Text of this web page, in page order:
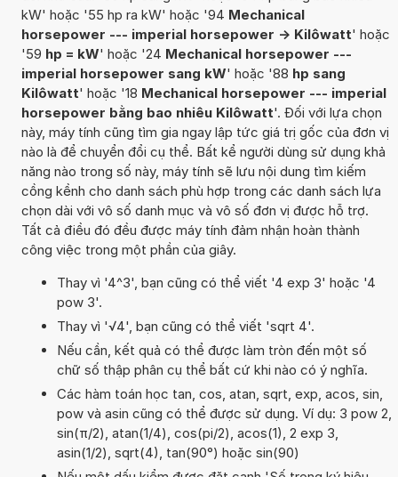
kW' hoặc '55 hp ra kW' hoặc '94 Mechanical
horsepower --- imperial horsepower -> Kilôwatt' hoặc
'59 hp = kW' hoặc '24 Mechanical horsepower ---
imperial horsepower sang kW' hoặc '88 hp sang
Kilôwatt' hoặc '18 Mechanical horsepower --- imperial
horsepower bằng bao nhiêu Kilôwatt'. Đối với lựa chọn
này, máy tính cũng tìm gia ngay lập tức giá trị gốc của đơn vị
nào là để chuyển đổi cụ thể. Bất kể người dùng sử dụng khả
năng nào trong số này, máy tính sẽ lưu nội dung tìm kiếm
cồng kềnh cho danh sách phù hợp trong các danh sách lựa
chọn dài với vô số danh mục và vô số đơn vị được hỗ trợ.
Tất cả điều đó đều được máy tính đảm nhận hoàn thành
công việc trong một phần của giây.
Thay vì '4^3', bạn cũng có thể viết '4 exp 3' hoặc '4
pow 3'.
Thay vì '√4', bạn cũng có thể viết 'sqrt 4'.
Nếu cần, kết quả có thể được làm tròn đến một số
chữ số thập phân cụ thể bất cứ khi nào có ý nghĩa.
Các hàm toán học tan, cos, atan, sqrt, exp, acos, sin,
pow và asin cũng có thể được sử dụng. Ví dụ: 3 pow 2,
sin(π/2), atan(1/4), cos(pi/2), acos(1), 2 exp 3,
asin(1/2), sqrt(4), tan(90°) hoặc sin(90)